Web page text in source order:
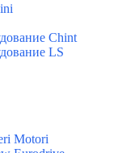
Chint
LS
Motori